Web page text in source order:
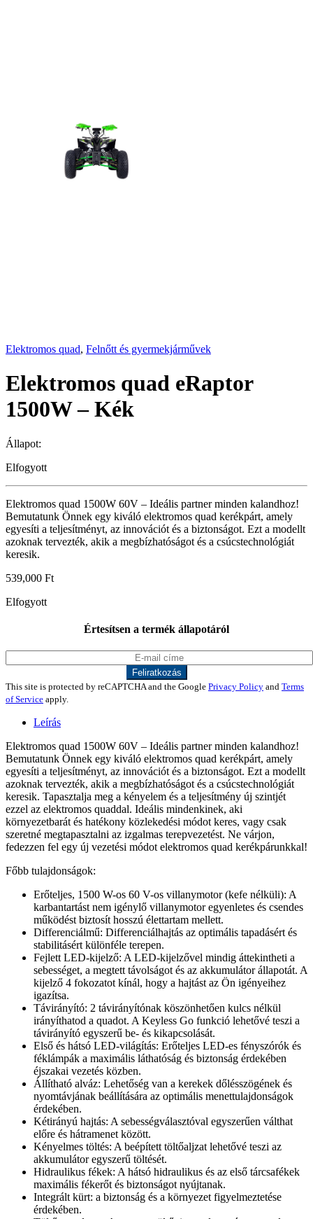
Elektromos quad, Felnőtt és gyermekjárművek
Elektromos quad eRaptor
1500W – Kék
Állapot:
Elfogyott
Elektromos quad 1500W 60V – Ideális partner minden kalandhoz!
Bemutatunk Önnek egy kiváló elektromos quad kerékpárt, amely
egyesíti a teljesítményt, az innovációt és a biztonságot. Ezt a modellt
azoknak tervezték, akik a megbízhatóságot és a csúcstechnológiát
keresik.
539,000 Ft
Elfogyott
Értesítsen a termék állapotáról
This site is protected by reCAPTCHA and the Google Privacy Policy and Terms
of Service apply.
Leírás
Elektromos quad 1500W 60V – Ideális partner minden kalandhoz!
Bemutatunk Önnek egy kiváló elektromos quad kerékpárt, amely
egyesíti a teljesítményt, az innovációt és a biztonságot. Ezt a modellt
azoknak tervezték, akik a megbízhatóságot és a csúcstechnológiát
keresik. Tapasztalja meg a kényelem és a teljesítmény új szintjét
ezzel az elektromos quaddal. Ideális mindenkinek, aki
környezetbarát és hatékony közlekedési módot keres, vagy csak
szeretné megtapasztalni az izgalmas terepvezetést. Ne várjon,
fedezzen fel egy új vezetési módot elektromos quad kerékpárunkkal!
Főbb tulajdonságok:
Erőteljes, 1500 W-os 60 V-os villanymotor (kefe nélküli): A
karbantartást nem igénylő villanymotor egyenletes és csendes
működést biztosít hosszú élettartam mellett.
Differenciálmű: Differenciálhajtás az optimális tapadásért és
stabilitásért különféle terepen.
Fejlett LED-kijelző: A LED-kijelzővel mindig áttekintheti a
sebességet, a megtett távolságot és az akkumulátor állapotát. A
kijelző 4 fokozatot kínál, hogy a hajtást az Ön igényeihez
igazítsa.
Távirányító: 2 távirányítónak köszönhetően kulcs nélkül
irányíthatod a quadot. A Keyless Go funkció lehetővé teszi a
távirányító egyszerű be- és kikapcsolását.
Első és hátsó LED-világítás: Erőteljes LED-es fényszórók és
féklámpák a maximális láthatóság és biztonság érdekében
éjszakai vezetés közben.
Állítható alváz: Lehetőség van a kerekek dőlésszögének és
nyomtávjának beállítására az optimális menettulajdonságok
érdekében.
Kétirányú hajtás: A sebességválasztóval egyszerűen válthat
előre és hátramenet között.
Kényelmes töltés: A beépített töltőaljzat lehetővé teszi az
akkumulátor egyszerű töltését.
Hidraulikus fékek: A hátsó hidraulikus és az első tárcsafékek
maximális fékerőt és biztonságot nyújtanak.
Integrált kürt: a biztonság és a környezet figyelmeztetése
érdekében.